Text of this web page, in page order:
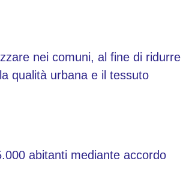
nei comuni, al fine di ridurre
qualità urbana e il tessuto
abitanti mediante accordo